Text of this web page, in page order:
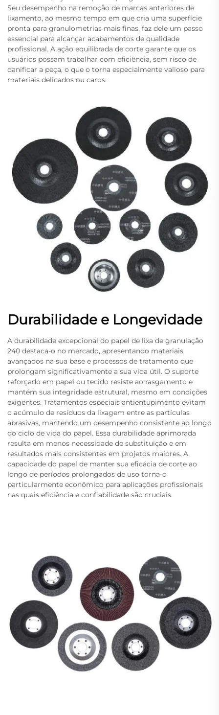
Seu desempenho na remoção de marcas anteriores de
lixamento, ao mesmo tempo em que cria uma superfície
pronta para granulometrias mais finas, faz dele um passo
essencial para alcançar acabamentos de qualidade
profissional. A ação equilibrada de corte garante que os
usuários possam trabalhar com eficiência, sem risco de
danificar a peça, o que o torna especialmente valioso para
materiais delicados ou caros.
Durabilidade e Longevidade
A durabilidade excepcional do papel de lixa de granulação
240 destaca-o no mercado, apresentando materiais
avançados na sua base e processos de tratamento que
prolongam significativamente a sua vida útil. O suporte
reforçado em papel ou tecido resiste ao rasgamento e
mantém sua integridade estrutural, mesmo em condições
exigentes. Tratamentos especiais antientupimento evitam
o acúmulo de resíduos da lixagem entre as partículas
abrasivas, mantendo um desempenho consistente ao longo
do ciclo de vida do papel. Essa durabilidade aprimorada
resulta em menos necessidade de substituição e em
resultados mais consistentes em projetos maiores. A
capacidade do papel de manter sua eficácia de corte ao
longo de períodos prolongados de uso torna-o
particularmente econômico para aplicações profissionais
nas quais eficiência e confiabilidade são cruciais.